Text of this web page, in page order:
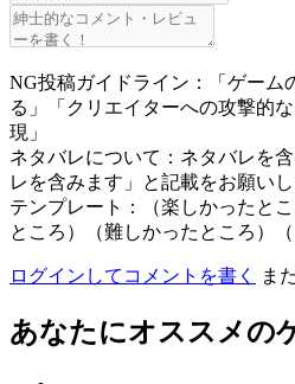
NG投稿ガイドライン：「ゲーム
る」「クリエイターへの攻撃的
現」
ネタバレについて：ネタバレを
レを含みます」と記載をお願いし
テンプレート：（楽しかったと
ところ）（難しかったところ）
ログインしてコメントを書く ま
あなたにオススメの